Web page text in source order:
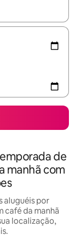
explore-os
de
manhã com
aluguéis por
café da manhã
localização,